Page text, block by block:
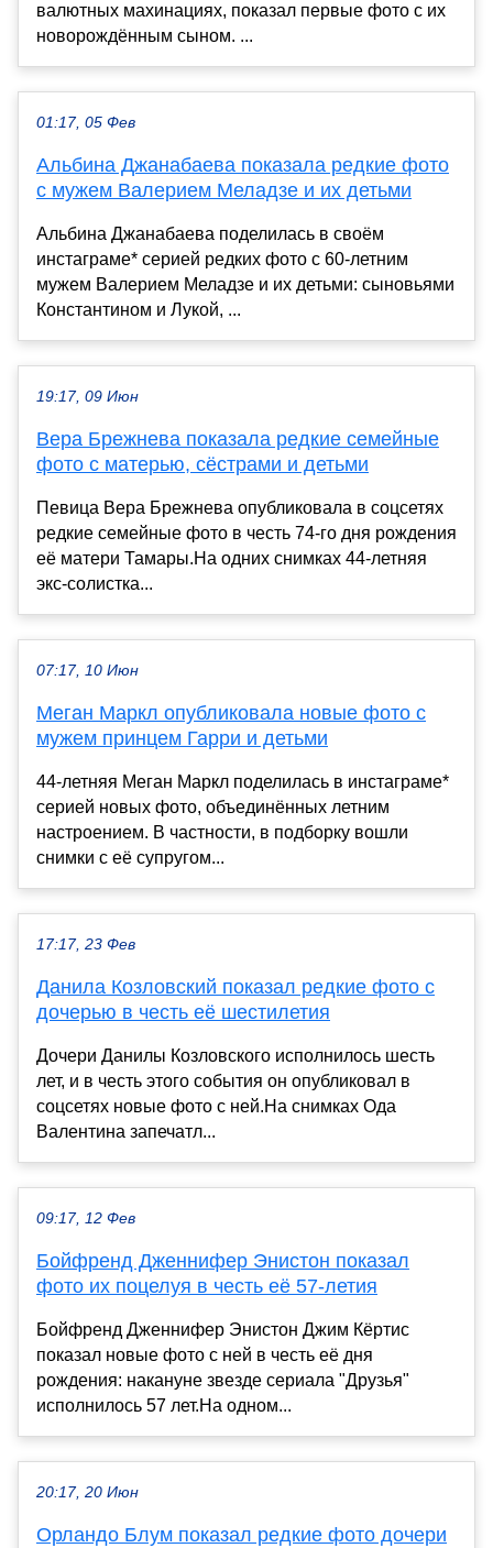
валютных махинациях, показал первые фото с их
новорождённым сыном. ...
01:17, 05 Фев
Альбина Джанабаева показала редкие фото
с мужем Валерием Меладзе и их детьми
Альбина Джанабаева поделилась в своём
инстаграме* серией редких фото с 60-летним
мужем Валерием Меладзе и их детьми: сыновьями
Константином и Лукой, ...
19:17, 09 Июн
Вера Брежнева показала редкие семейные
фото с матерью, сёстрами и детьми
Певица Вера Брежнева опубликовала в соцсетях
редкие семейные фото в честь 74-го дня рождения
её матери Тамары.На одних снимках 44-летняя
экс-солистка...
07:17, 10 Июн
Меган Маркл опубликовала новые фото с
мужем принцем Гарри и детьми
44-летняя Меган Маркл поделилась в инстаграме*
серией новых фото, объединённых летним
настроением. В частности, в подборку вошли
снимки с её супругом...
17:17, 23 Фев
Данила Козловский показал редкие фото с
дочерью в честь её шестилетия
Дочери Данилы Козловского исполнилось шесть
лет, и в честь этого события он опубликовал в
соцсетях новые фото с ней.На снимках Ода
Валентина запечатл...
09:17, 12 Фев
Бойфренд Дженнифер Энистон показал
фото их поцелуя в честь её 57-летия
Бойфренд Дженнифер Энистон Джим Кёртис
показал новые фото с ней в честь её дня
рождения: накануне звезде сериала "Друзья"
исполнилось 57 лет.На одном...
20:17, 20 Июн
Орландо Блум показал редкие фото дочери